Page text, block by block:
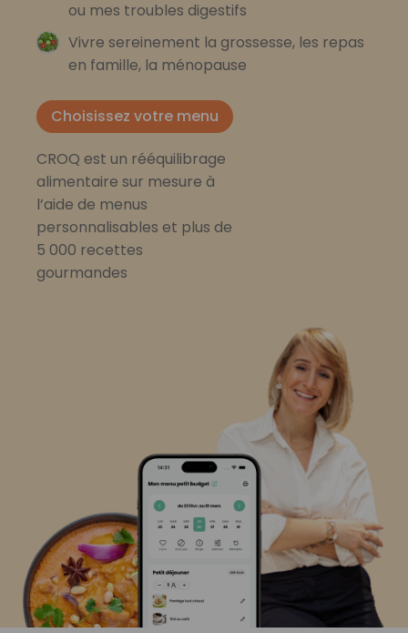
ou mes troubles digestifs
Vivre sereinement la grossesse, les repas
en famille, la ménopause
Choisissez votre menu
CROQ est un rééquilibrage
alimentaire sur mesure à
l’aide de menus
personnalisables et plus de
5 000 recettes
gourmandes